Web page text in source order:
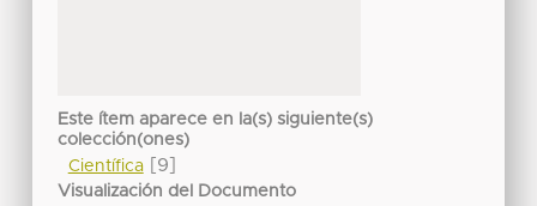
Este ítem aparece en la(s) siguiente(s)
colección(ones)
Científica[9]
Visualización del Documento